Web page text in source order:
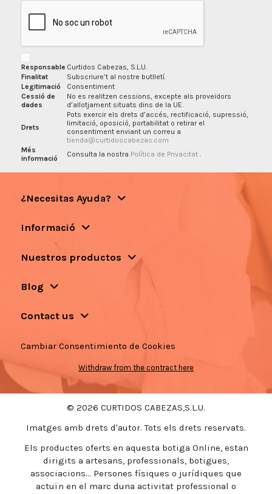
Responsable Curtidos Cabezas, S.L.U.
Finalitat
Subscriure’t al nostre butlletí.
Legitimació
Consentiment
Cessió de
dades
No es realitzen cessions, excepte als proveïdors
d’allotjament situats dins de la UE.
Drets
Pots exercir els drets d’accés, rectificació, supressió,
limitació, oposició, portabilitat o retirar el
consentiment enviant un correu a
tienda@curtidoscabezas.com
Més
informació
Consulta la nostra Política de Privacitat
¿Necesitas Ayuda?
Informació
Nuestros productos
Blog
Contact us
Cambiar Consentimiento de Cookies
Withdraw from the contract here
© 2026 CURTIDOS CABEZAS,S.L.U.
Imatges amb drets d'autor. Tots els drets reservats.
Els productes oferts en aquesta botiga Online, estan
dirigits a artesans, professionals, botigues,
associacions... Persones físiques o jurídiques que
actuïn en el marc duna activitat professional o